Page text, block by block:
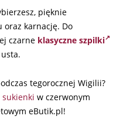
pięknie
oraz karnację. Do
czarne klasyczne szpilki
tegorocznej Wigilii?
sukienki w czerwonym
eButik.pl!